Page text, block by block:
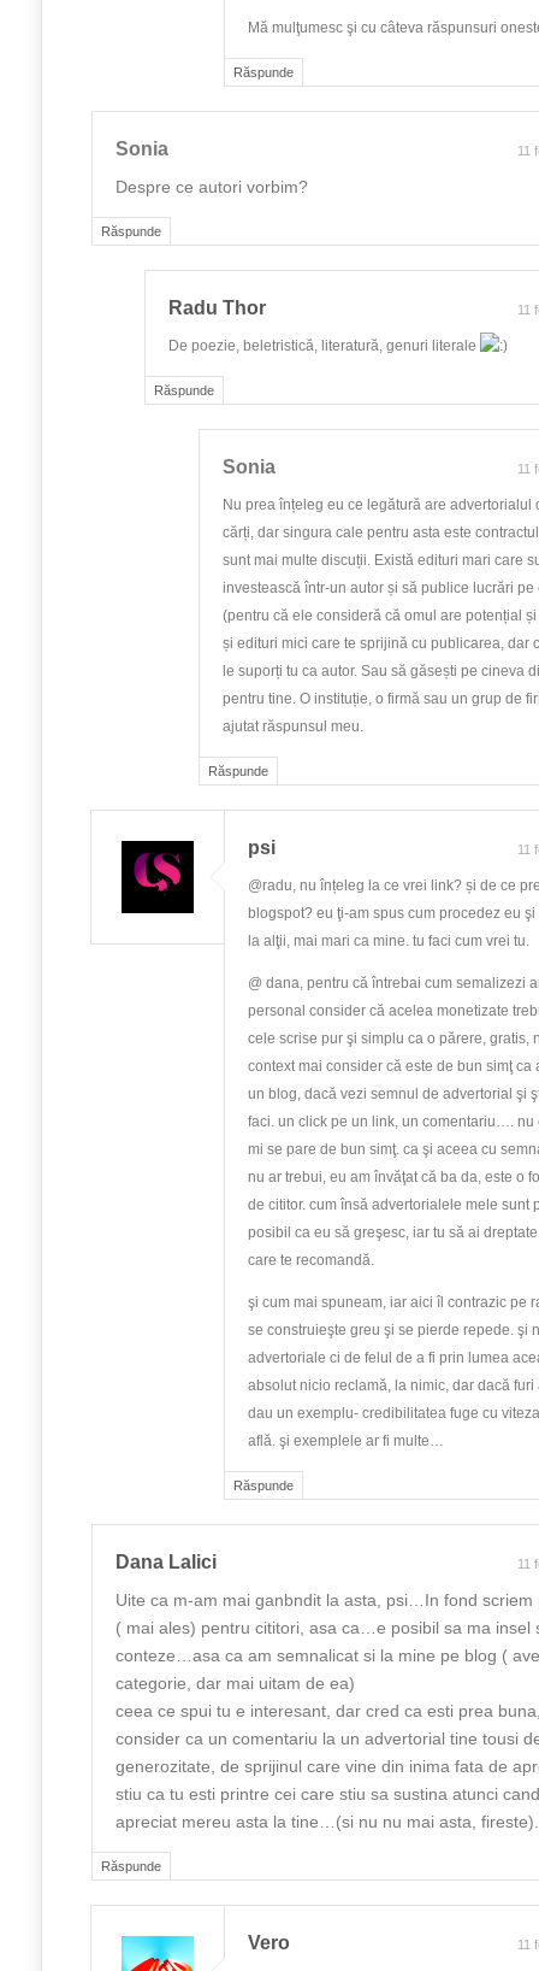
Răspunde
Mă mulţumesc şi cu câteva răspunsuri
Răspunde
Sonia 11
Despre ce autori vorbim?
Răspunde
Radu Thor 11
De poezie, beletristică, literatură, genuri literale
Răspunde
Sonia 11
Nu prea înțeleg eu ce legătură are advertorialul
cărți, dar singura cale pentru asta este
sunt mai multe discuții. Există edituri mari care
investească într-un autor și să publice lucrări
(pentru că ele consideră că omul are potențial
și edituri mici care te sprijină cu publicarea, dar
le suporți tu ca autor. Sau să găsești pe cineva
pentru tine. O instituție, o firmă sau un grup de
ajutat răspunsul meu.
Răspunde
psi 11
@radu, nu înțeleg la ce vrei link? și de ce
blogspot? eu ţi-am spus cum procedez eu
la alţii, mai mari ca mine. tu faci cum vrei tu.
@ dana, pentru că întrebai cum semalizezi
personal consider că acelea monetizate
cele scrise pur şi simplu ca o părere, gratis,
context mai consider că este de bun simţ ca
un blog, dacă vezi semnul de advertorial şi
faci. un click pe un link, un comentariu…. nu
mi se pare de bun simţ. ca şi aceea cu
nu ar trebui, eu am învăţat că ba da, este o
de cititor. cum însă advertorialele mele sunt
posibil ca eu să greşesc, iar tu să ai
care te recomandă.
şi cum mai spuneam, iar aici îl contrazic pe
se construieşte greu şi se pierde repede. şi
advertoriale ci de felul de a fi prin lumea
absolut nicio reclamă, la nimic, dar dacă
dau un exemplu- credibilitatea fuge cu
află. şi exemplele ar fi multe…
Răspunde
Dana Lalici 11
Uite ca m-am mai ganbndit la asta, psi…In fond scriem
( mai ales) pentru cititori, asa ca…e posibil sa ma insel
conteze…asa ca am semnalicat si la mine pe blog (
categorie, dar mai uitam de ea)
ceea ce spui tu e interesant, dar cred ca esti prea
consider ca un comentariu la un advertorial tine tousi
generozitate, de sprijinul care vine din inima fata de
stiu ca tu esti printre cei care stiu sa sustina atunci
apreciat mereu asta la tine…(si nu nu mai asta, fireste).
Vero 11